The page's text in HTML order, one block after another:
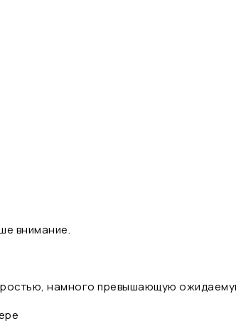
внимание.
намного превышающую